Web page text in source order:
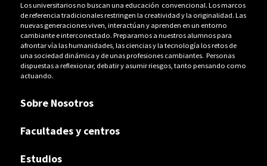
Los universitarios no buscan una educación convencional. Los marcos
de referencia tradicionales restringen la creatividad y la originalidad. Las
nuevas generaciones viven, interactúan y aprenden en un entorno
cambiante e interconectado. Preparamos a nuestros alumnos para
afrontar vía las humanidades, las ciencias y la tecnología los retos de
una sociedad dinámica y de unas profesiones cambiantes. Personas
dispuestas a reflexionar, debatir y asumir riesgos, tanto pensando como
actuando.
Sobre Nosotros
Facultades y centros
Estudios